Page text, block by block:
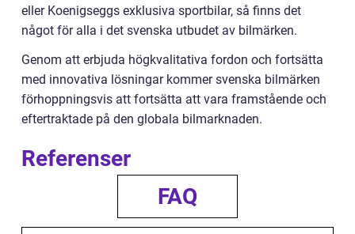
eller Koenigseggs exklusiva sportbilar, så finns det
något för alla i det svenska utbudet av bilmärken.
Genom att erbjuda högkvalitativa fordon och fortsätta
med innovativa lösningar kommer svenska bilmärken
förhoppningsvis att fortsätta att vara framstående och
eftertraktade på den globala bilmarknaden.
Referenser
FAQ